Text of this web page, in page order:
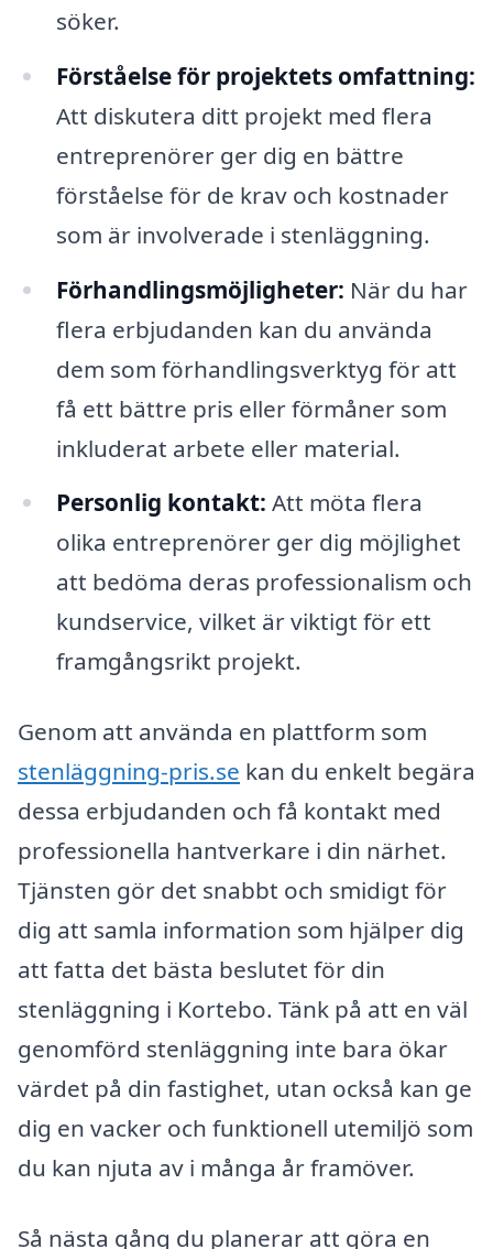
söker.
Förståelse för projektets omfattning:
Att diskutera ditt projekt med flera
entreprenörer ger dig en bättre
förståelse för de krav och kostnader
som är involverade i stenläggning.
Förhandlingsmöjligheter: När du har
flera erbjudanden kan du använda
dem som förhandlingsverktyg för att
få ett bättre pris eller förmåner som
inkluderat arbete eller material.
Personlig kontakt: Att möta flera
olika entreprenörer ger dig möjlighet
att bedöma deras professionalism och
kundservice, vilket är viktigt för ett
framgångsrikt projekt.
Genom att använda en plattform som
stenläggning-pris.se kan du enkelt begära
dessa erbjudanden och få kontakt med
professionella hantverkare i din närhet.
Tjänsten gör det snabbt och smidigt för
dig att samla information som hjälper dig
att fatta det bästa beslutet för din
stenläggning i Kortebo. Tänk på att en väl
genomförd stenläggning inte bara ökar
värdet på din fastighet, utan också kan ge
dig en vacker och funktionell utemiljö som
du kan njuta av i många år framöver.
Så nästa gång du planerar att göra en